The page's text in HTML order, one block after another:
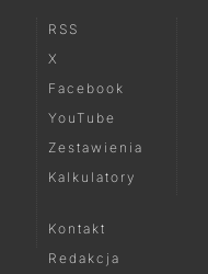
RSS
X
Facebook
YouTube
Zestawienia
Kalkulatory
Kontakt
Redakcja